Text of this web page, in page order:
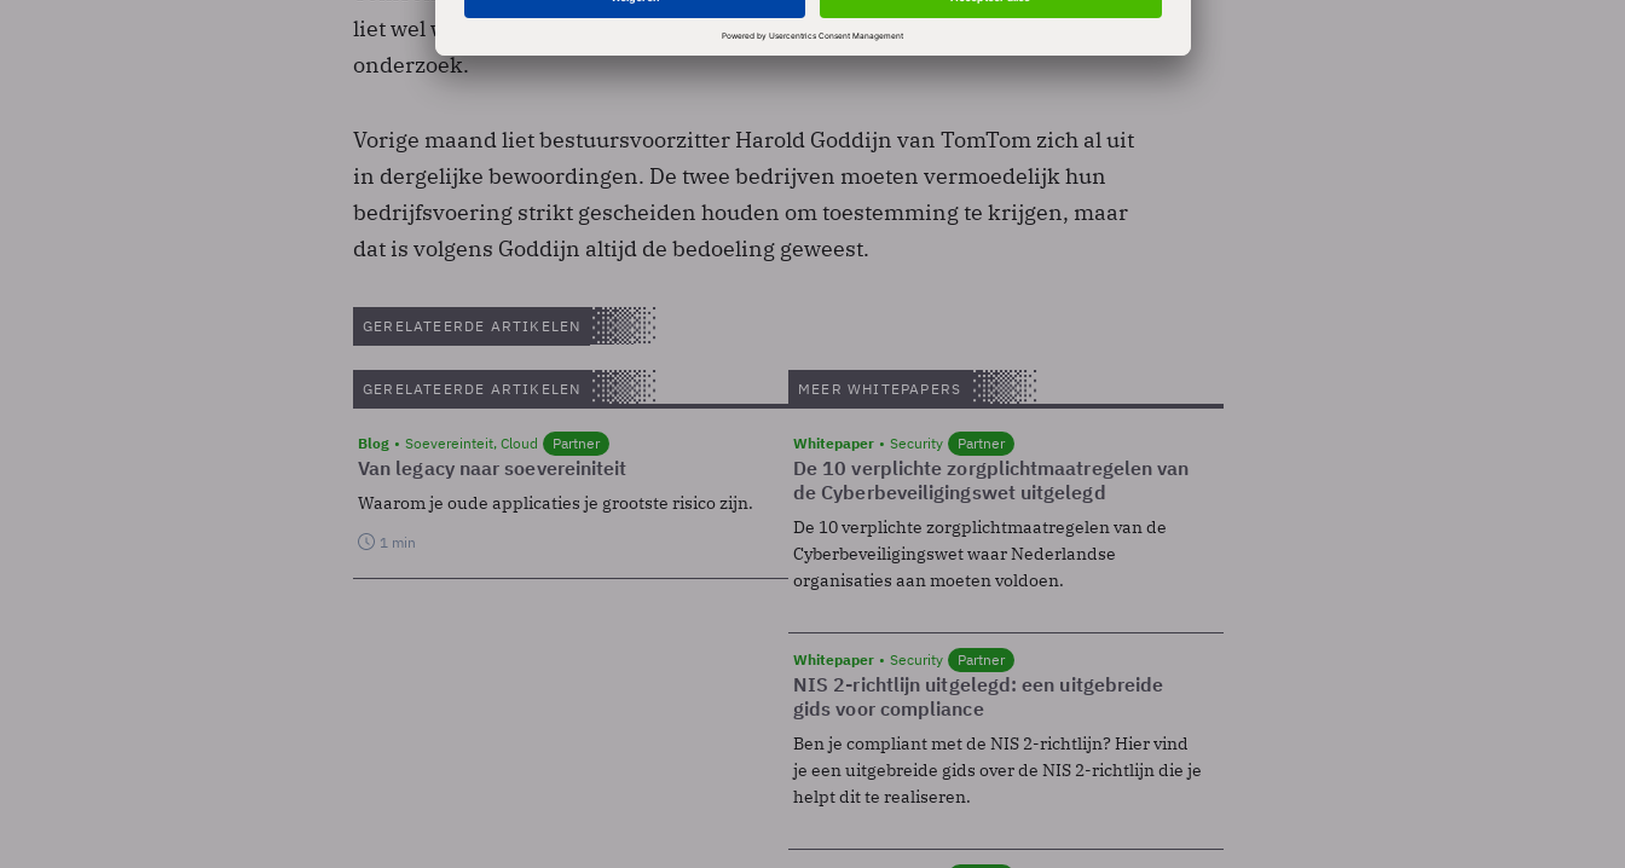
liet wel weten nog steeds vertrouwen te hebben in de uitkomst van het
onderzoek.
Vorige maand liet bestuursvoorzitter Harold Goddijn van TomTom zich al uit
in dergelijke bewoordingen. De twee bedrijven moeten vermoedelijk hun
bedrijfsvoering strikt gescheiden houden om toestemming te krijgen, maar
dat is volgens Goddijn altijd de bedoeling geweest.
GERELATEERDE ARTIKELEN
GERELATEERDE ARTIKELEN
Blog Soevereinteit, Cloud Partner
Van legacy naar soevereiniteit
Waarom je oude applicaties je grootste risico zijn.
1 min
MEER WHITEPAPERS
Whitepaper Security Partner
De 10 verplichte zorgplichtmaatregelen van
de Cyberbeveiligingswet uitgelegd
De 10 verplichte zorgplichtmaatregelen van de
Cyberbeveiligingswet waar Nederlandse
organisaties aan moeten voldoen.
Whitepaper Security Partner
NIS 2-richtlijn uitgelegd: een uitgebreide
gids voor compliance
Ben je compliant met de NIS 2-richtlijn? Hier vind
je een uitgebreide gids over de NIS 2-richtlijn die je
helpt dit te realiseren.